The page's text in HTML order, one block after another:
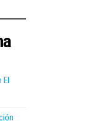
El